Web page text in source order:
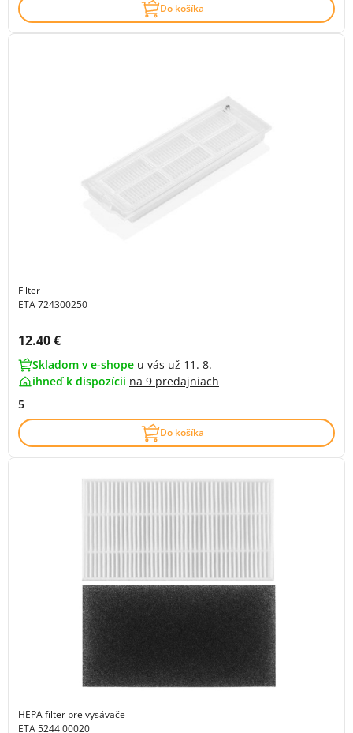
Do košíka
Filter
ETA 724300250
Cena s DPH:
12.40 €
Skladom v e-shope u vás už 11. 8.
ihneď k dispozícii na 9 predajniach
5
Do košíka
HEPA filter pre vysávače
ETA 5244 00020